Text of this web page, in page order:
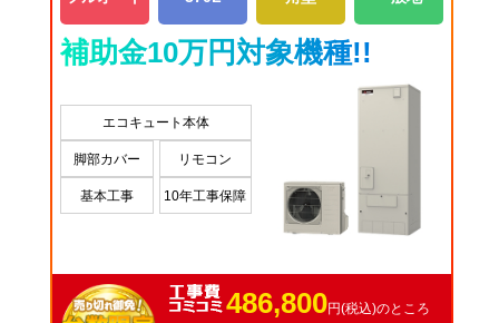
補助金10万円対象機種!!
エコキュート本体
脚部カバー リモコン
基本工事 10年工事保障
486,800円(税込)のところ